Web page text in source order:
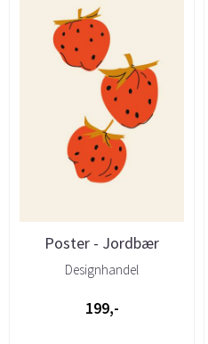
Poster - Jordbær
Designhandel
199,-